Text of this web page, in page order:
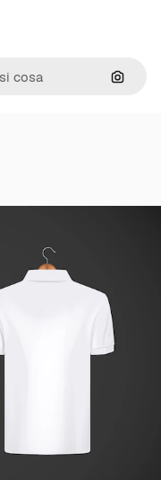
Cerca